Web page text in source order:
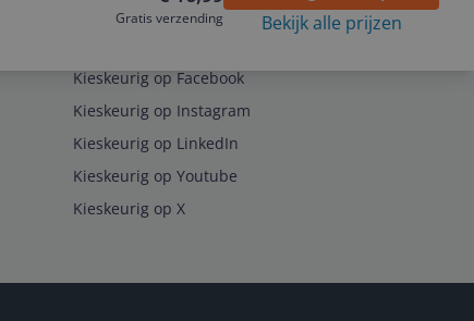
Gratis verzending
Bekijk alle prijzen
Kieskeurig op Facebook
Kieskeurig op Instagram
Kieskeurig op LinkedIn
Kieskeurig op Youtube
Kieskeurig op X